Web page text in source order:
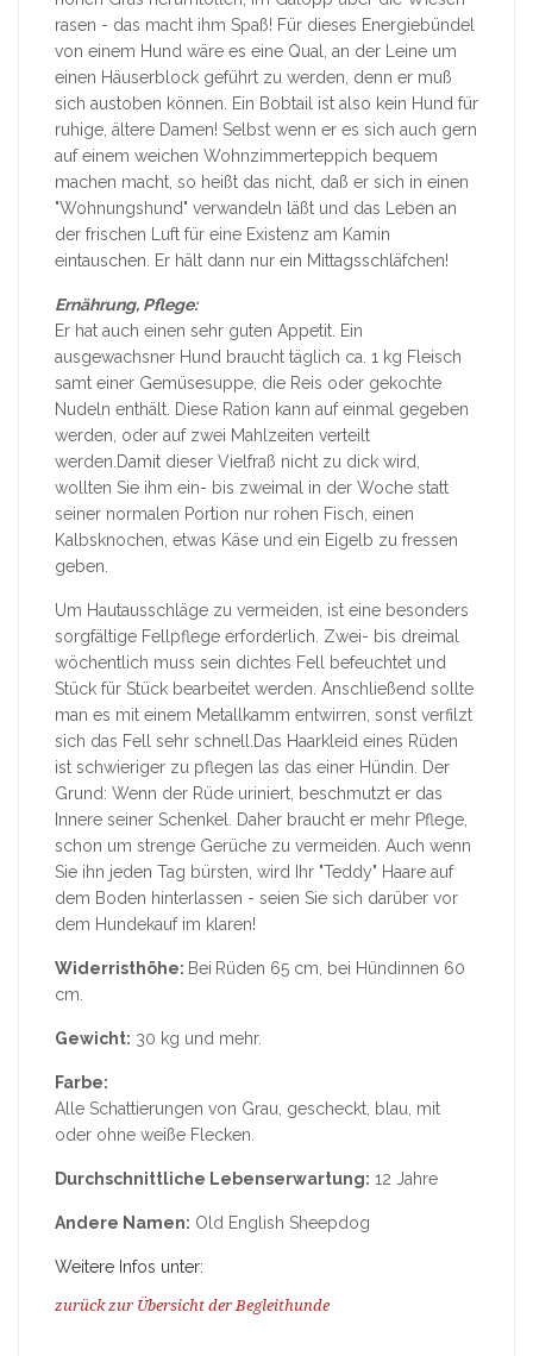
rasen - das macht ihm Spaß! Für dieses Energiebündel
von einem Hund wäre es eine Qual, an der Leine um
einen Häuserblock geführt zu werden, denn er muß
sich austoben können. Ein Bobtail ist also kein Hund für
ruhige, ältere Damen! Selbst wenn er es sich auch gern
auf einem weichen Wohnzimmerteppich bequem
machen macht, so heißt das nicht, daß er sich in einen
"Wohnungshund" verwandeln läßt und das Leben an
der frischen Luft für eine Existenz am Kamin
eintauschen. Er hält dann nur ein Mittagsschläfchen!
Ernährung, Pflege:
Er hat auch einen sehr guten Appetit. Ein
ausgewachsner Hund braucht täglich ca. 1 kg Fleisch
samt einer Gemüsesuppe, die Reis oder gekochte
Nudeln enthält. Diese Ration kann auf einmal gegeben
werden, oder auf zwei Mahlzeiten verteilt
werden.Damit dieser Vielfraß nicht zu dick wird,
wollten Sie ihm ein- bis zweimal in der Woche statt
seiner normalen Portion nur rohen Fisch, einen
Kalbsknochen, etwas Käse und ein Eigelb zu fressen
geben.
Um Hautausschläge zu vermeiden, ist eine besonders
sorgfältige Fellpflege erforderlich. Zwei- bis dreimal
wöchentlich muss sein dichtes Fell befeuchtet und
Stück für Stück bearbeitet werden. Anschließend sollte
man es mit einem Metallkamm entwirren, sonst verfilzt
sich das Fell sehr schnell.Das Haarkleid eines Rüden
ist schwieriger zu pflegen las das einer Hündin. Der
Grund: Wenn der Rüde uriniert, beschmutzt er das
Innere seiner Schenkel. Daher braucht er mehr Pflege,
schon um strenge Gerüche zu vermeiden. Auch wenn
Sie ihn jeden Tag bürsten, wird Ihr "Teddy" Haare auf
dem Boden hinterlassen - seien Sie sich darüber vor
dem Hundekauf im klaren!
Widerristhöhe: Bei Rüden 65 cm, bei Hündinnen 60
cm.
Gewicht: 30 kg und mehr.
Farbe:
Alle Schattierungen von Grau, gescheckt, blau, mit
oder ohne weiße Flecken.
Durchschnittliche Lebenserwartung: 12 Jahre
Andere Namen: Old English Sheepdog
Weitere Infos unter:
zurück zur Übersicht der Begleithunde